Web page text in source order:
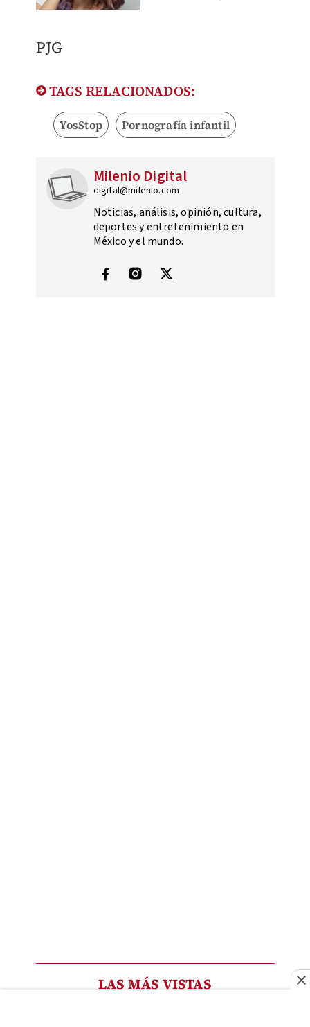
PJG
TAGS RELACIONADOS:
YosStop Pornografía infantil
Milenio Digital
digital@milenio.com
Noticias, análisis, opinión, cultura,
deportes y entretenimiento en
México y el mundo.
LAS MÁS VISTAS